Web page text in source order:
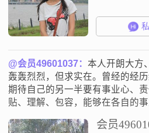
@会员49601037：本人开朗大方
轰轰烈烈，但求实在。曾经的经
期待自己的另一半要有事业心、
贴、理解、包容，能够在各自的
会员